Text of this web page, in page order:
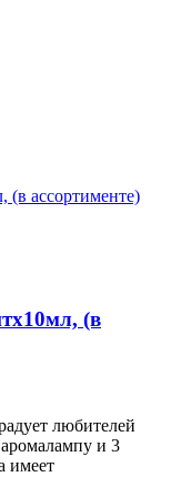
(в
любителей
и 3
имеет